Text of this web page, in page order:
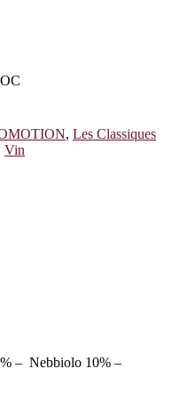
, Les Classiques
Vin
– Nebbiolo 10% –